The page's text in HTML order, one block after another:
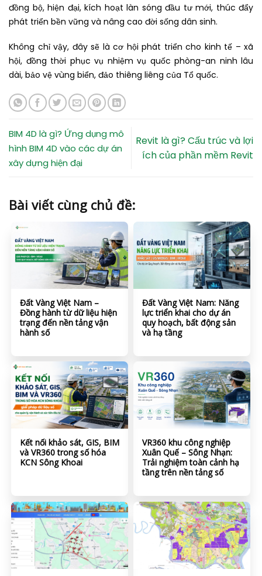
đồng bộ, hiện đại, kích hoạt làn sóng đầu tư mới, thúc đẩy
phát triển bền vững và nâng cao đời sống dân sinh.
Không chỉ vậy, đây sẽ là cơ hội phát triển cho kinh tế – xã
hội, đồng thời phục vụ nhiệm vụ quốc phòng-an ninh lâu
dài, bảo vệ vùng biển, đảo thiêng liêng của Tổ quốc.
BIM 4D là gì? Ứng dụng mô
hình BIM 4D vào các dự án
xây dựng hiện đại
Revit là gì? Cấu trúc và lợi
ích của phần mềm Revit
Bài viết cùng chủ đề:
Đất Vàng Việt Nam –
Đồng hành từ dữ liệu hiện
trạng đến nền tảng vận
hành số
Đất Vàng Việt Nam: Năng
lực triển khai cho dự án
quy hoạch, bất động sản
và hạ tầng
Kết nối khảo sát, GIS, BIM
và VR360 trong số hóa
KCN Sông Khoai
VR360 khu công nghiệp
Xuân Quế – Sông Nhạn:
Trải nghiệm toàn cảnh hạ
tầng trên nền tảng số